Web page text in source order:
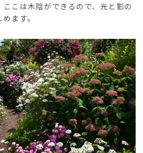
こは木陰ができるので、光と影の
ます。